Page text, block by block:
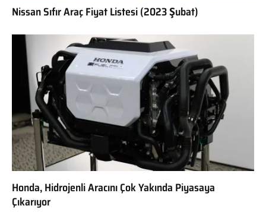
Nissan Sıfır Araç Fiyat Listesi (2023 Şubat)
Honda, Hidrojenli Aracını Çok Yakında Piyasaya
Çıkarıyor